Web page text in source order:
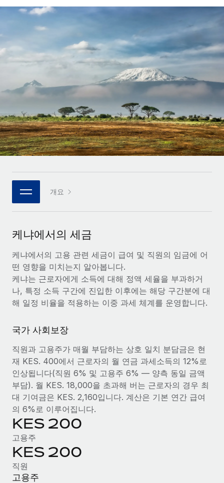
계약자 관리
전 세계 계약자의 온보딩 및 관리
복잡한 고용 업무를 아웃소싱
인프라
Remote 통합
HR을 워크플로에 매끄럽게 통합
플랫폼
팀을 위한 통합된 핵심 HR 기능
서비스
전문가 상담
글로벌 인사 및 규정 준수 업무 처리에 전문가 지원 제공
신원 조사
채용 후보자 심사 프로세스 간소화
Compliance Watchtower
기기 관리
전 세계 IT 장비 제공 및 추적 관리
법인 설립
법인 설립을 빠르고 준법적으로 지원
글로벌 인재 이동 및 전근
직원 해외 이전을 간편하게 처리
복리후생
손쉬운 직원 복리후생 관리
다른 업체들과 비교해보기
성장하는 기업을 위한 민첩한 글로벌 HR 및 급여 솔루션
중견기업
엔터프라이즈
대기업을 위한 글로벌 HR
전략적 기술 파트너
플랫폼에 글로벌 HR을 유연하게 통합
통합 및 AI 자동화 컨설팅
사례 연구
계약자 지급 계산기
글로벌 계약직을 위한 통화 옵션과 지급 소요 시간 확인
REMOTE와 함께 배우기
리서치 및 가이드
HR 용어집
체크리스트 및 템플릿
웨비나
이벤트
인사이트 센터
지원받기
모든 리소스 보기
글로벌 급여
EOR 및 PEO
계약자 관리
세금
블로그 둘러보기
블로그
English
Nederlands
Français
Deutsch
Italiano
Português (Portugal)
한국어
개요
케냐에서의 세금
케냐에서의 고용 관련 세금이 급여 및 직원의 임금에 어
떤 영향을 미치는지 알아봅니다.
케냐는 근로자에게 소득에 대해 정액 세율을 부과하거
나, 특정 소득 구간에 진입한 이후에는 해당 구간분에 대
해 일정 비율을 적용하는 이중 과세 체계를 운영합니다.
국가 사회보장
직원과 고용주가 매월 부담하는 상호 일치 분담금은 현
재 KES. 400에서 근로자의 월 연금 과세소득의 12%로
인상됩니다(직원 6% 및 고용주 6% — 양측 동일 금액
부담). 월 KES. 18,000을 초과해 버는 근로자의 경우 최
대 기여금은 KES. 2,160입니다. 계산은 기본 연간 급여
의 6%로 이루어집니다.
KES 200
고용주
KES 200
직원
고용주